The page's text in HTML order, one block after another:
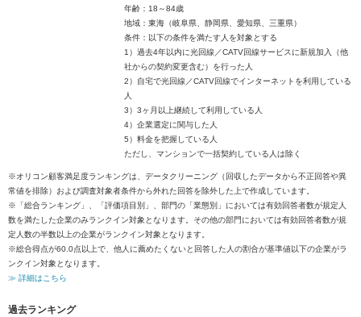
年齢：18～84歳
地域：東海（岐阜県、静岡県、愛知県、三重県）
条件：以下の条件を満たす人を対象とする
1）過去4年以内に光回線／CATV回線サービスに新規加入（他
社からの契約変更含む）を行った人
2）自宅で光回線／CATV回線でインターネットを利用している
人
3）3ヶ月以上継続して利用している人
4）企業選定に関与した人
5）料金を把握している人
ただし、マンションで一括契約している人は除く
※オリコン顧客満足度ランキングは、データクリーニング（回収したデータから不正回答や異
常値を排除）および調査対象者条件から外れた回答を除外した上で作成しています。
※「総合ランキング」、「評価項目別」、部門の「業態別」においては有効回答者数が規定人
数を満たした企業のみランクイン対象となります。その他の部門においては有効回答者数が規
定人数の半数以上の企業がランクイン対象となります。
※総合得点が60.0点以上で、他人に薦めたくないと回答した人の割合が基準値以下の企業がラ
ンクイン対象となります。
≫ 詳細はこちら
過去ランキング